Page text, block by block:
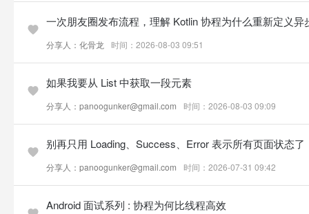
一次朋友圈发布流程，理解 Kotlin 协程为什么重新定义异
分享人：化骨龙 时间：2026-08-03 09:51
如果我要从 List 中获取一段元素
分享人：panoogunker@gmail.com 时间：2026-08-03 09:09
别再只用 Loading、Success、Error 表示所有页面状态了
分享人：panoogunker@gmail.com 时间：2026-07-31 09:42
Android 面试系列 : 协程为何比线程高效